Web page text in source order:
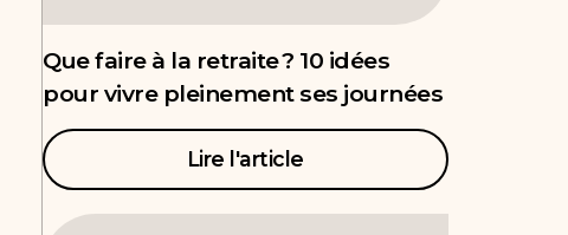
Que faire à la retraite ? 10 idées
pour vivre pleinement ses journées
Lire l'article